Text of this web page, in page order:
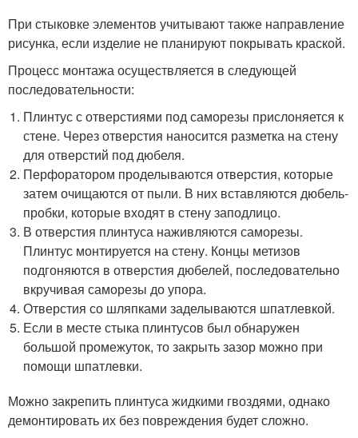
При стыковке элементов учитывают также направление
рисунка, если изделие не планируют покрывать краской.
Процесс монтажа осуществляется в следующей
последовательности:
Плинтус с отверстиями под саморезы прислоняется к
стене. Через отверстия наносится разметка на стену
для отверстий под дюбеля.
Перфоратором проделываются отверстия, которые
затем очищаются от пыли. В них вставляются дюбель-
пробки, которые входят в стену заподлицо.
В отверстия плинтуса наживляются саморезы.
Плинтус монтируется на стену. Концы метизов
подгоняются в отверстия дюбелей, последовательно
вкручивая саморезы до упора.
Отверстия со шляпками заделываются шпатлевкой.
Если в месте стыка плинтусов был обнаружен
большой промежуток, то закрыть зазор можно при
помощи шпатлевки.
Можно закрепить плинтуса жидкими гвоздями, однако
демонтировать их без повреждения будет сложно.